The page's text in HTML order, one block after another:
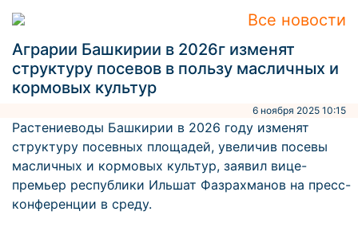
Все новости
Аграрии Башкирии в 2026г изменят
структуру посевов в пользу масличных и
кормовых культур
6 ноября 2025 10:15
Растениеводы Башкирии в 2026 году изменят
структуру посевных площадей, увеличив посевы
масличных и кормовых культур, заявил вице-
премьер республики Ильшат Фазрахманов на пресс-
конференции в среду.